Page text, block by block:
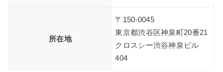
所在地
〒150-0045
東京都渋谷区神泉町20番21
クロスシー渋谷神泉ビル
404